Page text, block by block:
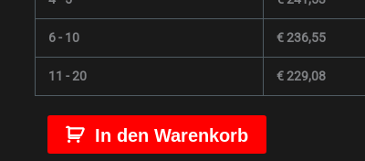
6 - 10 €236,55
11 - 20 €229,08
In den Warenkorb